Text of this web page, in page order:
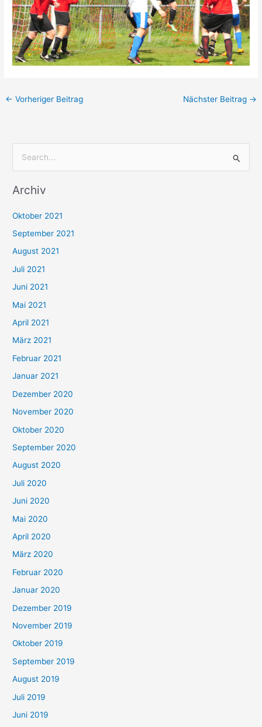
← Vorheriger Beitrag Nächster Beitrag →
c
n
n
a
c
h
:
Archiv
Oktober 2021
September 2021
August 2021
Juli 2021
Juni 2021
Mai 2021
April 2021
März 2021
Februar 2021
Januar 2021
Dezember 2020
November 2020
Oktober 2020
September 2020
August 2020
Juli 2020
Juni 2020
Mai 2020
April 2020
März 2020
Februar 2020
Januar 2020
Dezember 2019
November 2019
Oktober 2019
September 2019
August 2019
Juli 2019
Juni 2019